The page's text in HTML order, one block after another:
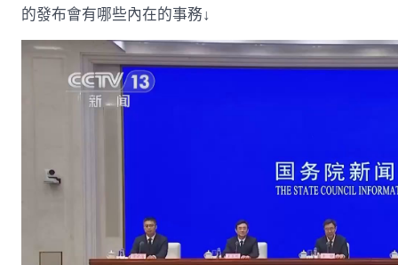
新
亮
點？〉
的發布會有哪些內在的事務↓